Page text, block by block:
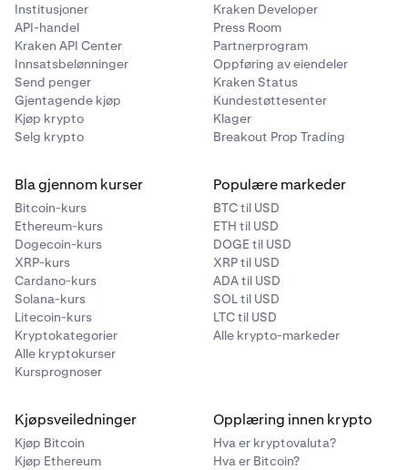
Institusjoner
API-handel
Kraken API Center
Innsatsbelønninger
Send penger
Gjentagende kjøp
Kjøp krypto
Selg krypto
Kraken Developer
Press Room
Partnerprogram
Oppføring av eiendeler
Kraken Status
Kundestøttesenter
Klager
Breakout Prop Trading
Bla gjennom kurser
Bitcoin-kurs
Ethereum-kurs
Dogecoin-kurs
XRP-kurs
Cardano-kurs
Solana-kurs
Litecoin-kurs
Kryptokategorier
Alle kryptokurser
Kursprognoser
Populære markeder
BTC til USD
ETH til USD
DOGE til USD
XRP til USD
ADA til USD
SOL til USD
LTC til USD
Alle krypto-markeder
Kjøpsveiledninger
Kjøp Bitcoin
Kjøp Ethereum
Opplæring innen krypto
Hva er kryptovaluta?
Hva er Bitcoin?